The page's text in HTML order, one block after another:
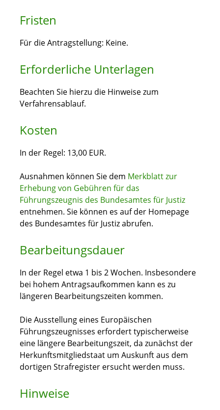
Fristen
Für die Antragstellung: Keine.
Erforderliche Unterlagen
Beachten Sie hierzu die Hinweise zum
Verfahrensablauf.
Kosten
In der Regel: 13,00 EUR.
Ausnahmen können Sie dem Merkblatt zur
Erhebung von Gebühren für das
Führungszeugnis des Bundesamtes für Justiz
entnehmen. Sie können es auf der Homepage
des Bundesamtes für Justiz abrufen.
Bearbeitungsdauer
In der Regel etwa 1 bis 2 Wochen. Insbesondere
bei hohem Antragsaufkommen kann es zu
längeren Bearbeitungszeiten kommen.
Die Ausstellung eines Europäischen
Führungszeugnisses erfordert typischerweise
eine längere Bearbeitungszeit, da zunächst der
Herkunftsmitgliedstaat um Auskunft aus dem
dortigen Strafregister ersucht werden muss.
Hinweise